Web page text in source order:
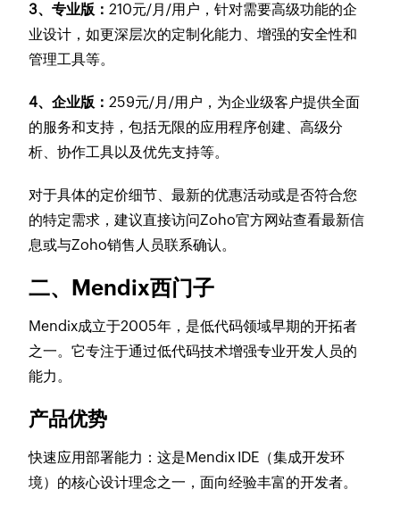
3、专业版：210元/月/用户，针对需要高级功能的企
业设计，如更深层次的定制化能力、增强的安全性和
管理工具等。
4、企业版：259元/月/用户，为企业级客户提供全面
的服务和支持，包括无限的应用程序创建、高级分
析、协作工具以及优先支持等。
对于具体的定价细节、最新的优惠活动或是否符合您
的特定需求，建议直接访问Zoho官方网站查看最新信
息或与Zoho销售人员联系确认。
二、Mendix西门子
Mendix成立于2005年，是低代码领域早期的开拓者
之一。它专注于通过低代码技术增强专业开发人员的
能力。
产品优势
快速应用部署能力：这是Mendix IDE（集成开发环
境）的核心设计理念之一，面向经验丰富的开发者。